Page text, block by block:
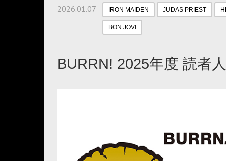
2026.01.07 IRON MAIDEN JUDAS PRIEST
BON JOVI
BURRN! 2025年度 読者